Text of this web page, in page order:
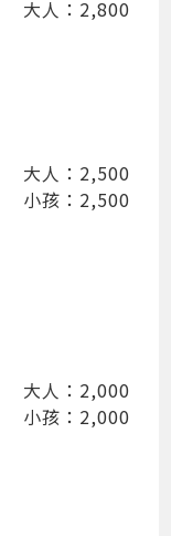
大人：2,800
大人：2,500
小孩：2,500
大人：2,000
小孩：2,000